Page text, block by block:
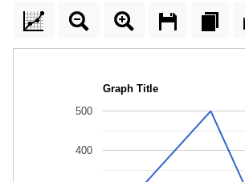
Graph Title
400
500